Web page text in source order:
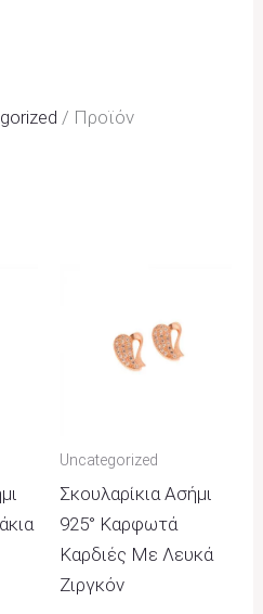
/ Προϊόν
Uncategorized
Σκουλαρίκια Ασήμι
925° Καρφωτά
Καρδιές Με Λευκά
Ζιργκόν